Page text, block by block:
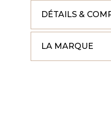
DÉTAILS &
LA MARQUE